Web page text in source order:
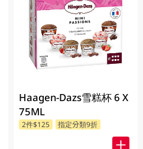
Haagen-Dazs雪糕杯 6 X
75ML
2件$125 指定分類9折